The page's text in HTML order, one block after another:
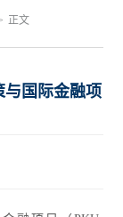
正文
与国际金融项